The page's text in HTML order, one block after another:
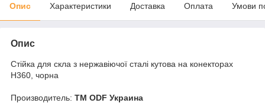
Опис Характеристики Доставка Оплата Умови
Опис
Стійка для скла з нержавіючої сталі кутова на конекторах
Н360, чорна
Производитель: ТМ ODF Украина